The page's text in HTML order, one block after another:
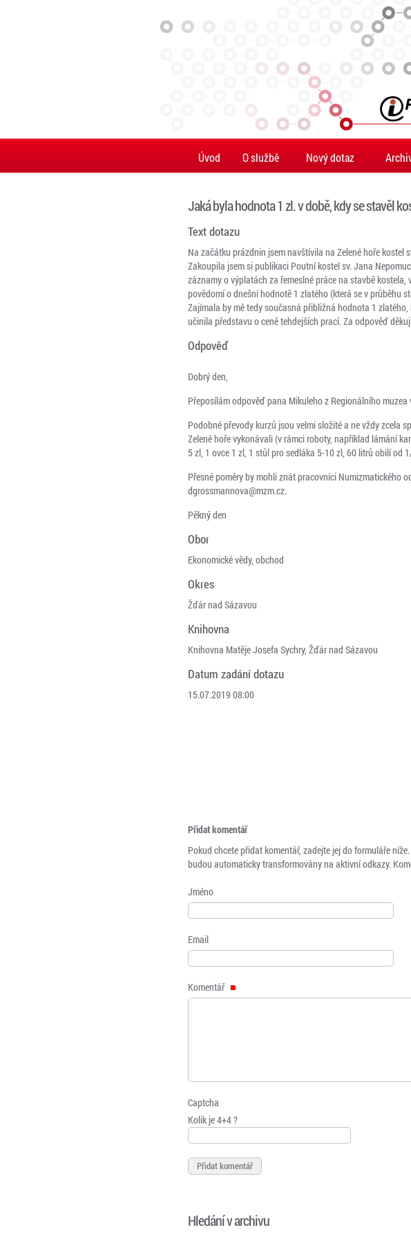
Úvod O službě Nový dotaz
Jaká byla hodnota 1 zl. v době, kdy se stavěl
Text dotazu
Na začátku prázdnin jsem navštívila na Zelené hoře kostel
Zakoupila jsem si publikaci Poutní kostel sv. Jana
záznamy o výplatách za řemeslné práce na stavbě
povědomí o dnešní hodnotě 1 zlatého (která se v průběhu
Zajímala by mě tedy současná přibližná hodnota 1
učinila představu o ceně tehdejších prací. Za odpověď
Odpověď
Dobrý den,
Přeposílám odpověď pana Mikuleho z Regionálního muzea
Podobné převody kurzů jsou velmi složité a ne vždy zcela
Zelené hoře vykonávali (v rámci roboty, například lámání
5 zl, 1 ovce 1 zl, 1 stůl pro sedláka 5-10 zl, 60 litrů obilí od
Přesné poměry by mohli znát pracovníci Numizmatického
dgrossmannova@mzm.cz.
Pěkný den
Obor
Ekonomické vědy, obchod
Okres
Žďár nad Sázavou
Knihovna
Knihovna Matěje Josefa Sychry, Žďár nad Sázavou
Datum zadání dotazu
15.07.2019 08:00
Přidat komentář
Pokud chcete přidat komentář, zadejte jej do formuláře
budou automaticky transformovány na aktivní odkazy.
Jméno
Email
Komentář
Captcha
Kolik je 4+4 ?
Hledání v archivu